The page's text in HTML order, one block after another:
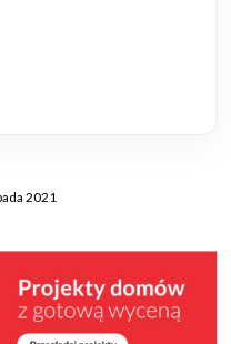
2021